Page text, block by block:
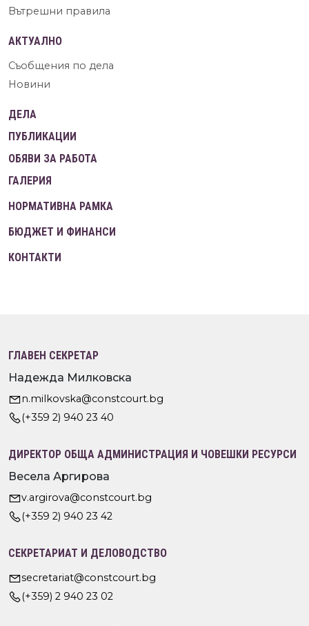
Вътрешни правила
АКТУАЛНО
Съобщения по дела
Новини
ДЕЛА
ПУБЛИКАЦИИ
ОБЯВИ ЗА РАБОТА
ГАЛЕРИЯ
НОРМАТИВНА РАМКА
БЮДЖЕТ И ФИНАНСИ
КОНТАКТИ
ГЛАВЕН СЕКРЕТАР
Надежда Милковска
n.milkovska@constcourt.bg
(+359 2) 940 23 40
ДИРЕКТОР ОБЩА АДМИНИСТРАЦИЯ И ЧОВЕШКИ РЕСУРСИ
Весела Аргирова
v.argirova@constcourt.bg
(+359 2) 940 23 42
СЕКРЕТАРИАТ И ДЕЛОВОДСТВО
secretariat@constcourt.bg
(+359) 2 940 23 02